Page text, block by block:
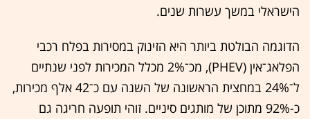
הישראלי במשך עשרות שנים.
הדוגמה הבולטת ביותר היא הזינוק במסירות בפלח רכבי
הפלאג־אין (PHEV), מכ־2% מכלל המכירות לפני שנתיים
ל־24% במחצית הראשונה של השנה עם כ־42 אלף מכירות,
כ-92% מתוכן של מותגים סיניים. זוהי תופעה חריגה גם